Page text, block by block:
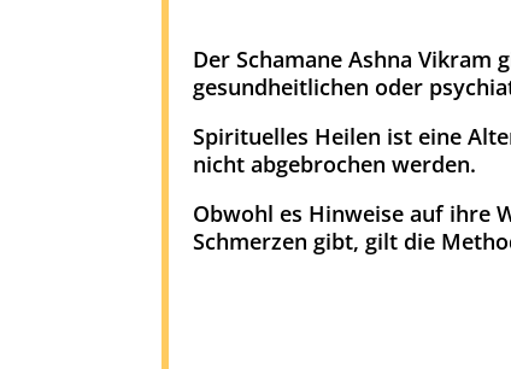
Der Schamane Ashna Vikram
gesundheitlichen oder
Spirituelles Heilen ist eine
nicht abgebrochen werden.
Obwohl es Hinweise auf ihre
Schmerzen gibt, gilt die